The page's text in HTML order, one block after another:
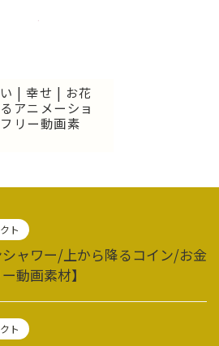
| 幸せ | お花
アニメーショ
リー動画素
ト
ャワー/上から降るコイン/お金
ー動画素材】
ト